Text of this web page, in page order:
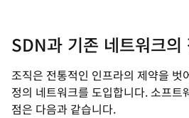
SDN과 기존 네트워크의
조직은 전통적인 인프라의 제약을 벗
정의 네트워크를 도입합니다. 소프트
점은 다음과 같습니다.